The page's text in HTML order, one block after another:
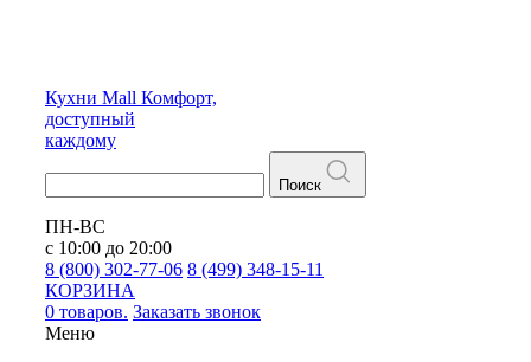
Кухни Mall Комфорт,
доступный
каждому
Поиск
ПН-ВС
с 10:00 до 20:00
8 (800) 302-77-06 8 (499) 348-15-11
КОРЗИНА
0 товаров. Заказать звонок
Меню